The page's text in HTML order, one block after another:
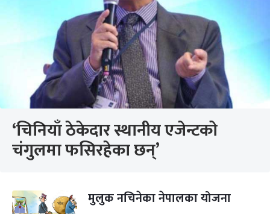
‘चिनियाँ ठेकेदार स्थानीय एजेन्टको
चंगुलमा फसिरहेका छन्’
मुलुक नचिनेका नेपालका योजना